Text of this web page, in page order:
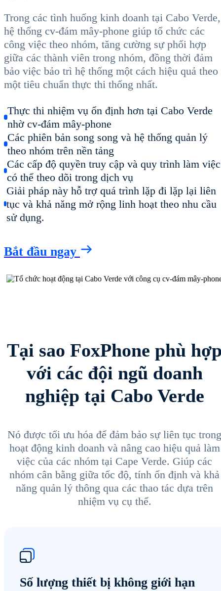
Trong các tình huống kinh doanh tại Cabo Verde,
hệ thống cv-đám mây-phone giúp tổ chức các
công việc theo nhóm, tăng cường sự phối hợp
giữa các thành viên trong nhóm, đồng thời đảm
bảo việc bảo trì hệ thống một cách hiệu quả theo
một tiêu chuẩn thực thi thống nhất.
Thực thi nhiệm vụ ổn định hơn tại Cabo Verde
nhờ cv-đám mây-phone
Các phiên bản song song và hệ thống quản lý
theo nhóm trên nền tảng
Các cấp độ quyền truy cập và quy trình làm việc
có thể theo dõi trong dịch vụ
Giải pháp này hỗ trợ quá trình lặp đi lặp lại liên
tục và khả năng mở rộng linh hoạt theo nhu cầu
sử dụng.
Bắt đầu ngay
Tại sao FoxPhone phù
với các đội ngũ doanh
nghiệp tại Cabo Verde
Nó được tối ưu hóa để đảm bảo sự liên tục trong
hoạt động kinh doanh và nâng cao hiệu quả làm
việc của các nhóm tại Cape Verde. Giúp các
nhóm cân bằng giữa tốc độ, tính ổn định và khả
năng quản lý thông qua các thao tác dựa trên
nhiệm vụ cụ thể.
Số lượng thiết bị không giới hạn